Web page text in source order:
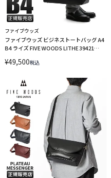
ファイブウッズ
ファイブウッズ ビジネストートバッグ A4
B4 ライズ FIVE WOODS LITHE 39421
¥49,500税込